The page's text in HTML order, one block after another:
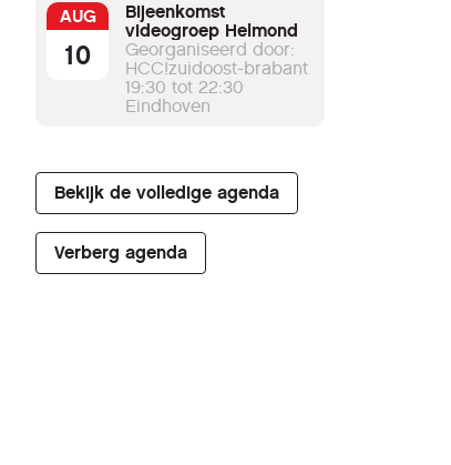
AUG
10
Bijeenkomst
videogroep Helmond
Georganiseerd door:
HCC!zuidoost-brabant
19:30 tot 22:30
Eindhoven
Bekijk de volledige agenda
Verberg agenda